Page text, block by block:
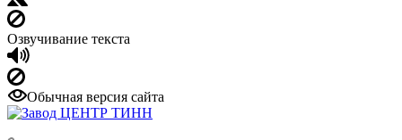
Озвучивание текста
Обычная версия сайта